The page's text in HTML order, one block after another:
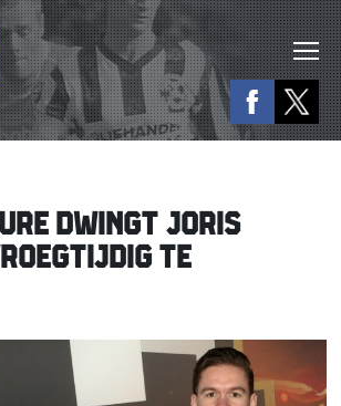
DWINGT JORIS
TE